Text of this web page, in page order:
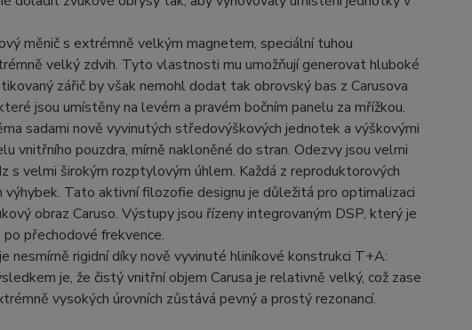
měnič s extrémně velkým magnetem, speciální tuhou
velký zdvih. Tyto vlastnosti mu umožňují generovat hluboké
zářič by však nemohl dodat tak obrovský bas z Carusova
jsou umístěny na levém a pravém bočním panelu za mřížkou.
sadami nově vyvinutých středovýškových jednotek a výškovými
vnitřního pouzdra, mírně nakloněné do stran. Odezvy jsou velmi
s velmi širokým rozptylovým úhlem. Každá z reproduktorových
Tato aktivní filozofie designu je důležitá pro optimalizaci
obraz Caruso. Výstupy jsou řízeny integrovaným DSP, který je
přechodové frekvence.
nesmírně rigidní díky nově vyvinuté hliníkové konstrukci T+A:
je, že čistý vnitřní objem Carusa je relativně velký, což zase
vysokých úrovních zůstává pevný a prostý rezonancí.